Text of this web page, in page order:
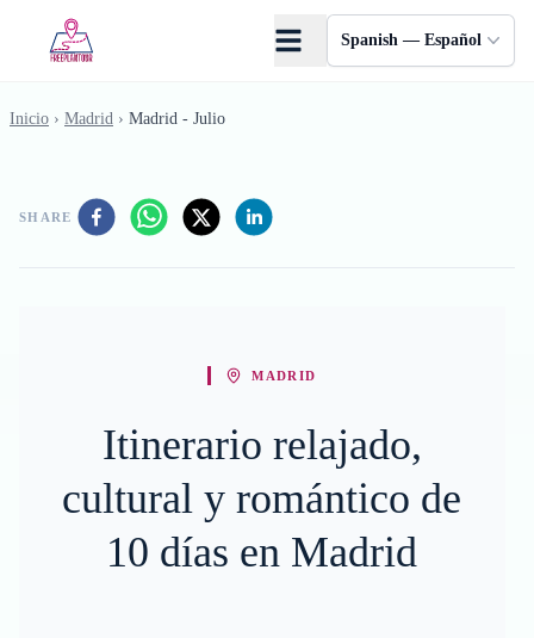
Spanish — Español
Inicio › Madrid › Madrid - Julio
SHARE
MADRID
Itinerario relajado,
cultural y romántico de
10 días en Madrid